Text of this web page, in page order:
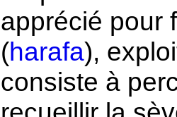
apprécié pour
(harafa),
consiste à